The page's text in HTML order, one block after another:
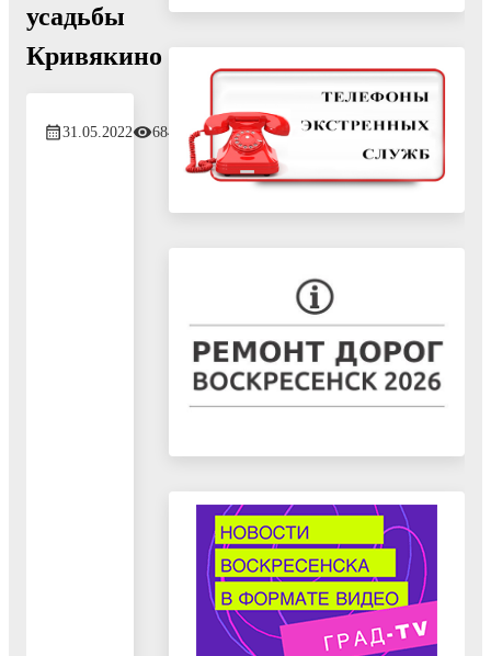
усадьбы
Кривякино
31.05.2022 684